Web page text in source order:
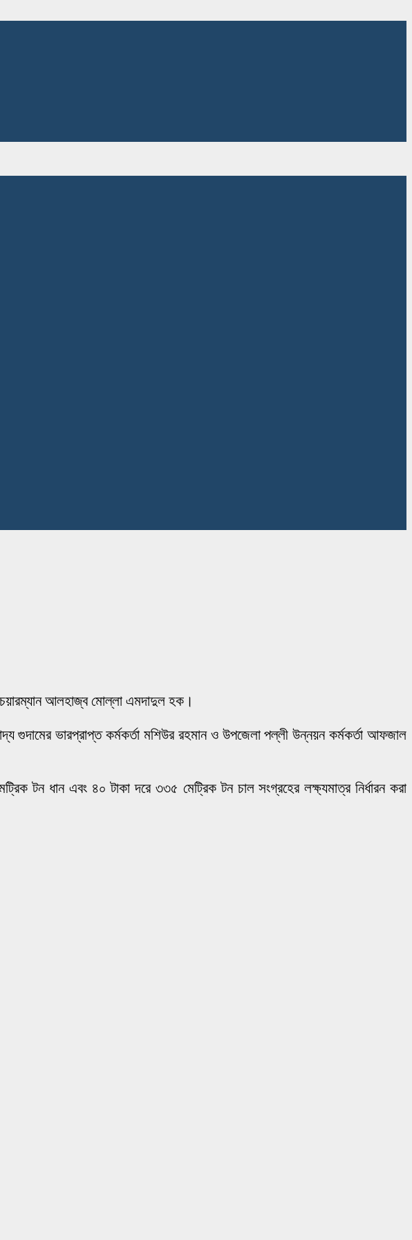
আলহাজ্ব মোল্লা এমদাদুল হক।
গুদামের ভারপ্রাপ্ত কর্মকর্তা মশিউর রহমান ও উপজেলা পল্লী উন্নয়ন কর্মকর্তা আফজাল
টন ধান এবং ৪০ টাকা দরে ৩৩৫ মেট্রিক টন চাল সংগ্রহের লক্ষ্যমাত্র নির্ধারন করা